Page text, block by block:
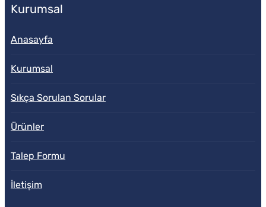
Kurumsal
Anasayfa
Kurumsal
Sıkça Sorulan Sorular
Ürünler
Talep Formu
İletişim